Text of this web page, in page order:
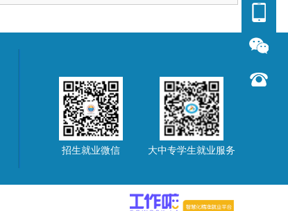
招生就业微信 大中专学生就业服务